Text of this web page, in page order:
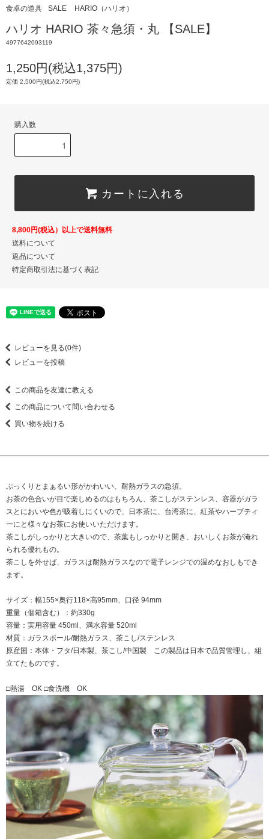
食卓の道具 SALE HARIO（ハリオ）
ハリオ HARIO 茶々急須・丸 【SALE】
4977642093119
1,250円(税込1,375円)
定価 2,500円(税込2,750円)
購入数
カートに入れる
8,800円(税込）以上で送料無料
送料について
返品について
特定商取引法に基づく表記
レビューを見る(0件)
レビューを投稿
この商品を友達に教える
この商品について問い合わせる
買い物を続ける
ぷっくりとまぁるい形がかわいい、耐熱ガラスの急須。
お茶の色合いが目で楽しめるのはもちろん、茶こしがステンレス、容器がガラ
スとにおいや色が吸着しにくいので、日本茶に、台湾茶に、紅茶やハーブティ
ーにと様々なお茶にお使いいただけます。
茶こしがしっかりと大きいので、茶葉もしっかりと開き、おいしくお茶が淹れ
られる優れもの。
茶こしを外せば、ガラスは耐熱ガラスなので電子レンジでの温めなおしもでき
ます。
サイズ：幅155×奥行118×高95mm、口径 94mm
重量（個箱含む）：約330g
容量：実用容量 450ml、満水容量 520ml
材質：ガラスボール/耐熱ガラス、茶こし/ステンレス
原産国：本体・フタ/日本製、茶こし/中国製 この製品は日本で品質管理し、組
立てたものです。
□熱湯 OK □食洗機 OK